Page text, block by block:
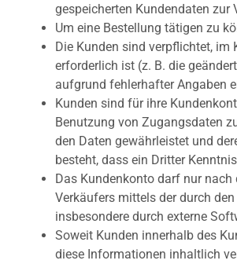
gespeicherten Kundendaten
Um eine Bestellung tätigen zu
Die Kunden sind verpflichtet,
erforderlich ist (z. B. die
aufgrund fehlerhafter Angaben
Kunden sind für ihre
Benutzung von Zugangsdaten
den Daten gewährleistet und
besteht, dass ein Dritter
Das Kundenkonto darf nur nach
Verkäufers mittels der durch
insbesondere durch externe
Soweit Kunden innerhalb des
diese Informationen inhaltlich